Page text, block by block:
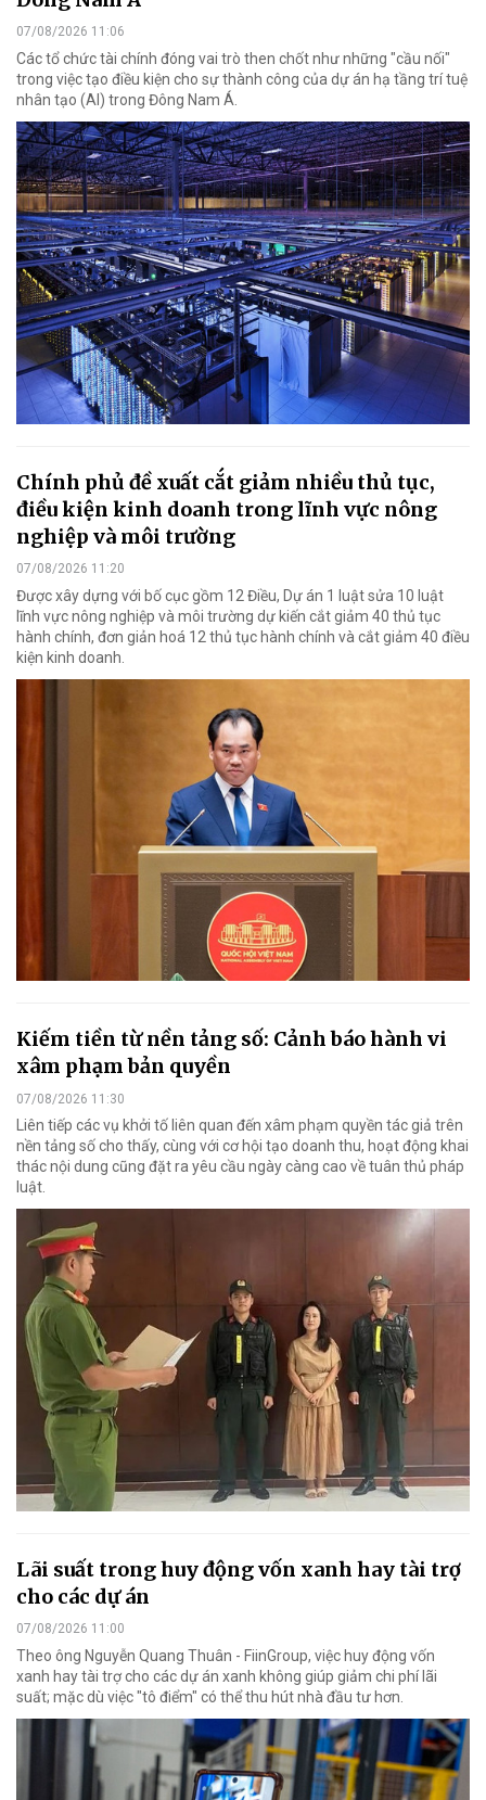
07/08/2026 11:06
Các tổ chức tài chính đóng vai trò then chốt như những "cầu nối"
trong việc tạo điều kiện cho sự thành công của dự án hạ tầng trí tuệ
nhân tạo (AI) trong Đông Nam Á.
Chính phủ đề xuất cắt giảm nhiều thủ tục,
điều kiện kinh doanh trong lĩnh vực nông
nghiệp và môi trường
07/08/2026 11:20
Được xây dựng với bố cục gồm 12 Điều, Dự án 1 luật sửa 10 luật
lĩnh vực nông nghiệp và môi trường dự kiến cắt giảm 40 thủ tục
hành chính, đơn giản hoá 12 thủ tục hành chính và cắt giảm 40 điều
kiện kinh doanh.
Kiếm tiền từ nền tảng số: Cảnh báo hành vi
xâm phạm bản quyền
07/08/2026 11:30
Liên tiếp các vụ khởi tố liên quan đến xâm phạm quyền tác giả trên
nền tảng số cho thấy, cùng với cơ hội tạo doanh thu, hoạt động khai
thác nội dung cũng đặt ra yêu cầu ngày càng cao về tuân thủ pháp
luật.
Lãi suất trong huy động vốn xanh hay tài trợ
cho các dự án
07/08/2026 11:00
Theo ông Nguyễn Quang Thuân - FiinGroup, việc huy động vốn
xanh hay tài trợ cho các dự án xanh không giúp giảm chi phí lãi
suất; mặc dù việc "tô điểm" có thể thu hút nhà đầu tư hơn.